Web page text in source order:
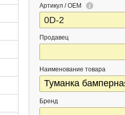
Артикул / OEM
Продавец
Наименование товара
Бренд